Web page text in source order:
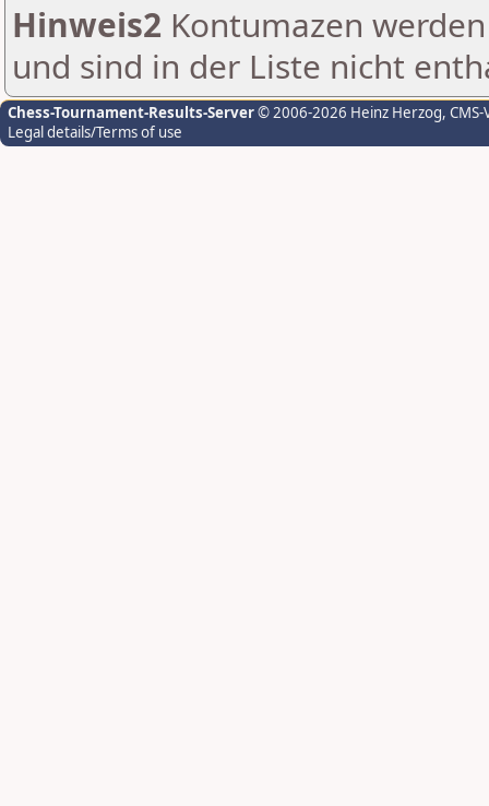
Hinweis2 Kontumazen
und sind in der Liste nicht
Chess-Tournament-Results-Server© 2006-2026 Heinz Herzog,
Legal details/Terms of use